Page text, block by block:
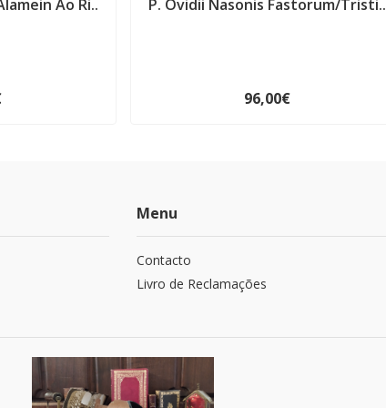
Ao Ri.. P. Ovidii Nasonis Fastorum/Tristi..
96,00€
Menu
Contacto
Livro de Reclamações